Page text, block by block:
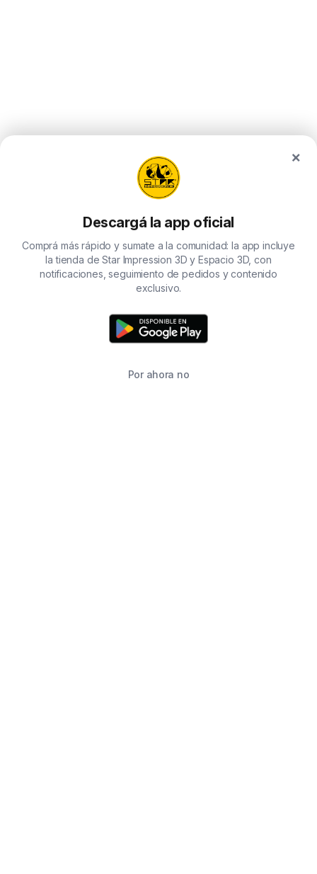
×
Descargá la app oficial
Comprá más rápido y sumate a la comunidad: la app incluye
la tienda de Star Impression 3D y Espacio 3D, con
notificaciones, seguimiento de pedidos y contenido
exclusivo.
Por ahora no